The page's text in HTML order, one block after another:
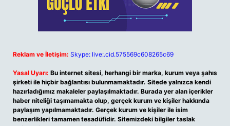
Reklam ve İletişim: Skype: live:.cid.575569c608265c69
Yasal Uyarı: Bu internet sitesi, herhangi bir marka, kurum veya şahıs
şirketi ile hiçbir bağlantısı bulunmamaktadır. Sitede yalnızca kendi
hazırladığımız makaleler paylaşılmaktadır. Burada yer alan içerikler
haber niteliği taşımamakta olup, gerçek kurum ve kişiler hakkında
paylaşım yapılmamaktadır. Gerçek kurum ve kişiler ile isim
benzerlikleri tamamen tesadüfidir. Sitemizdeki bilgiler taslak